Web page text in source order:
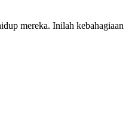
mereka. Inilah kebahagiaan